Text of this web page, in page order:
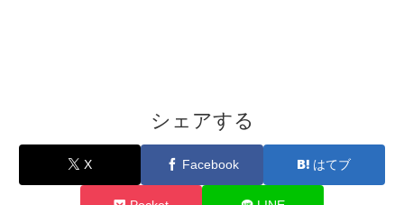
シェアする
X Facebook はてブ